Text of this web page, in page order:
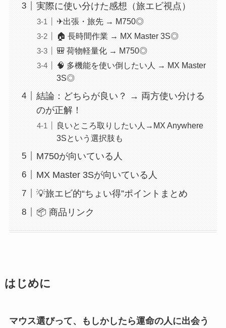
実際に使い分けた感想（旅エビ視点）
✈出張・旅先 → M750◎
🏠 長時間作業 → MX Master 3S◎
🎒 荷物軽量化 → M750◎
🧠 多機能を使い倒したい人 → MX Master
3S◎
結論：どちらが良い？ → 両方使い分ける
のが正解！
良いところ取りしたい人→MX Anywhere
3Sという選択肢も
M750が向いている人
MX Master 3Sが向いている人
💡旅エビ的“ちょい得”ポイントまとめ
📦 商品リンク
はじめに
マウス選びって、もしかしたら運命の人に出会う